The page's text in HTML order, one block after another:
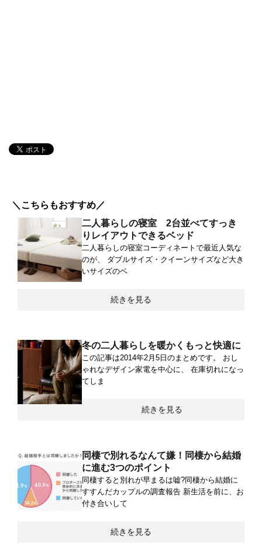
＼こちらもおすすめ／
二人暮らしの寝室 2台並べてすっき
りレイアウトできるベッド
二人暮らしの寝室コーディネートで最近人気な
のが、 ダブルサイズ・クイーンサイズなど大き
いサイズのベ
続きを見る
冬の二人暮らしを暖かくもっと快適に
この記事は2014年2月5日のまとめです。 おし
ゃれなデザイン家電を中心に、 在庫切れになっ
てしま
続きを見る
同棲で別れるなんて嫌！同棲から結婚
に進む3つのポイント
同棲すると別れが早まるは嘘?同棲から結婚に
すすんだカップルの調査報告 新生活を前に、お
付き合いして
続きを見る